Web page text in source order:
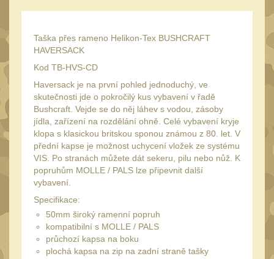
Taktická pera
Láhve 16
Lékárničky
Na přežití 26
Ostatní 44
MONTÁŽE PRO OPTIKU
Boční montáže11
Montáže pro optiku179
Taška přes rameno Helikon-Tex BUSHCRAFT
HAVERSACK
Kod TB-HVS-CD
Haversack je na první pohled jednoduchý, ve
skutečnosti jde o pokročilý kus vybavení v řadě
Bushcraft. Vejde se do něj láhev s vodou, zásoby
jídla, zařízení na rozdělání ohně. Celé vybavení kryje
klopa s klasickou britskou sponou známou z 80. let. V
přední kapse je možnost uchycení vložek ze systému
VIS. Po stranách můžete dát sekeru, pilu nebo nůž. K
popruhům MOLLE / PALS lze připevnit další
vybavení.
Specifikace:
50mm široký ramenní popruh
kompatibilní s MOLLE / PALS
průchozí kapsa na boku
plochá kapsa na zip na zadní straně tašky